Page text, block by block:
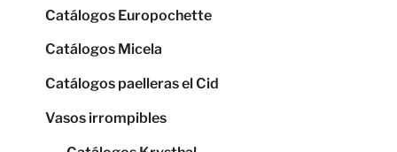
Catálogos Europochette
Catálogos Micela
Catálogos paelleras el Cid
Vasos irrompibles